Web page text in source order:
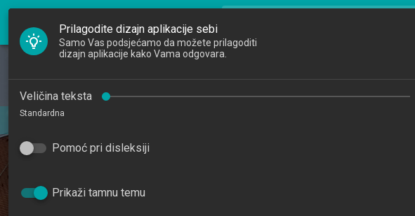
Djelatnici
Katedre
FOI Nastava
Osnove ekonomije
Prilagodite dizajn aplikacije sebi
Samo Vas podsjećamo da možete prilagoditi
dizajn aplikacije kako Vama odgovara.
Veličina teksta
Standardna
Pomoć pri disleksiji
Prikaži tamnu temu